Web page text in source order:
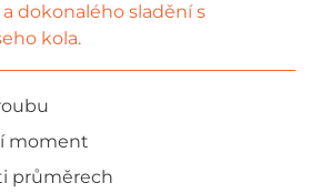
dokonalého sladění s
kola.
moment
průměrech